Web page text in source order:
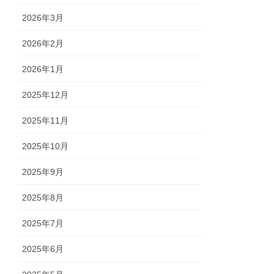
2026年3月
2026年2月
2026年1月
2025年12月
2025年11月
2025年10月
2025年9月
2025年8月
2025年7月
2025年6月